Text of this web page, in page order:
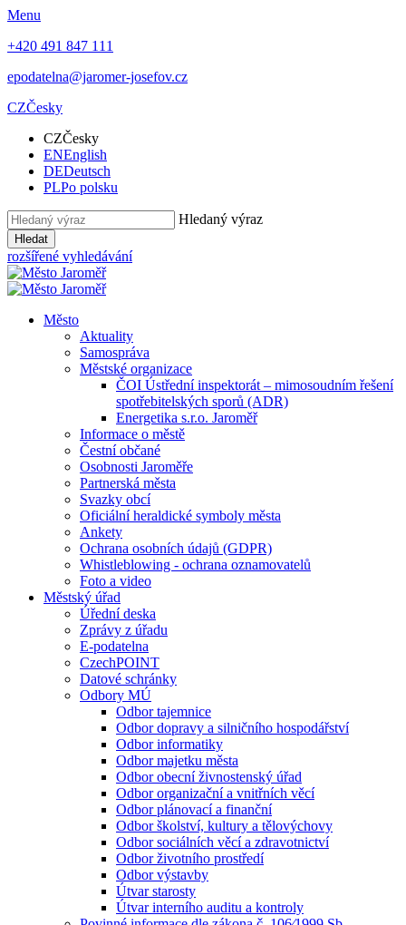
Menu
+420 491 847 111
epodatelna@jaromer-josefov.cz
CZČesky
CZČesky
ENEnglish
DEDeutsch
PLPo polsku
Hledaný výraz
Hledat
rozšířené vyhledávání
Město
Aktuality
Samospráva
Městské organizace
ČOI Ústřední inspektorát – mimosoudním řešení
spotřebitelských sporů (ADR)
Energetika s.r.o. Jaroměř
Informace o městě
Čestní občané
Osobnosti Jaroměře
Partnerská města
Svazky obcí
Oficiální heraldické symboly města
Ankety
Ochrana osobních údajů (GDPR)
Whistleblowing - ochrana oznamovatelů
Foto a video
Městský úřad
Úřední deska
Zprávy z úřadu
E-podatelna
CzechPOINT
Datové schránky
Odbory MÚ
Odbor tajemnice
Odbor dopravy a silničního hospodářství
Odbor informatiky
Odbor majetku města
Odbor obecní živnostenský úřad
Odbor organizační a vnitřních věcí
Odbor plánovací a finanční
Odbor školství, kultury a tělovýchovy
Odbor sociálních věcí a zdravotnictví
Odbor životního prostředí
Odbor výstavby
Útvar starosty
Útvar interního auditu a kontroly